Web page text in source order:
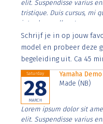
elit. Suspendisse varius
tristique. Duis cursus, mi
interdum nulla, ut
Aenean faucibus nibh et
imperdiet. Nunc ut sem
Schrijf je in op jouw
model en probeer deze
begeleiding uit. Ca 45
Saturday
28
MARCH
Yamaha
Made (NB)
Lorem ipsum dolor sit
elit. Suspendisse varius